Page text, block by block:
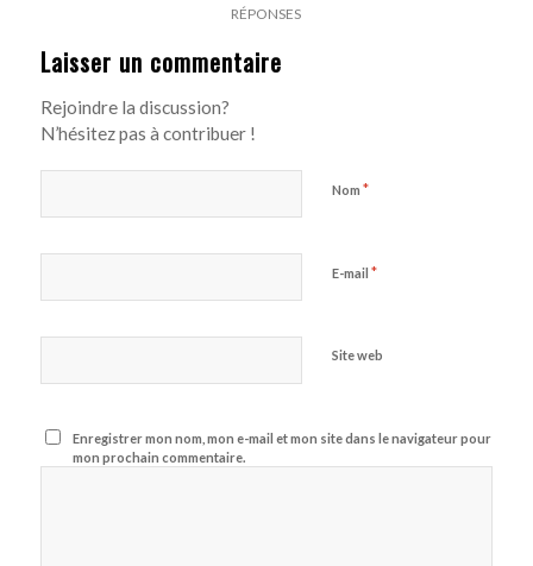
RÉPONSES
Laisser un commentaire
Rejoindre la discussion?
N’hésitez pas à contribuer !
Nom *
E-mail *
Site web
Enregistrer mon nom, mon e-mail et mon site dans le navigateur pour
mon prochain commentaire.